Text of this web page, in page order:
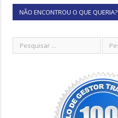
NÃO ENCONTROU O QUE QUERIA?